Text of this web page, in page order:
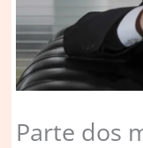
Parte dos